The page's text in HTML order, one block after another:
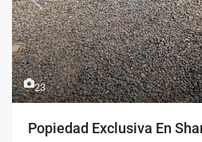
23
Previous
Popiedad Exclusiva En